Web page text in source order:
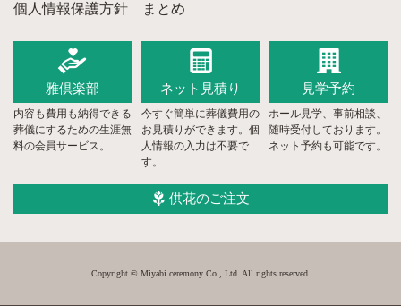
個人情報保護方針
まとめ
雅倶楽部
内容も費用も納得できる
葬儀にするための生涯無
料の会員サービス。
ネット 見積り
今すぐ簡単に葬儀費用の
お見積りができます。個
人情報の入力は不要で
す。
見学予約
ホール見学、事前相談、
随時受付しております。
ネット予約も可能です。
供花のご注文
Copyright © Miyabi ceremony Co., Ltd. All rights reserved.